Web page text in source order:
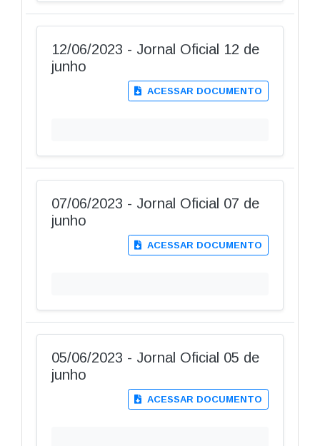
12/06/2023 - Jornal Oficial 12 de
junho
ACESSAR DOCUMENTO
07/06/2023 - Jornal Oficial 07 de
junho
ACESSAR DOCUMENTO
05/06/2023 - Jornal Oficial 05 de
junho
ACESSAR DOCUMENTO